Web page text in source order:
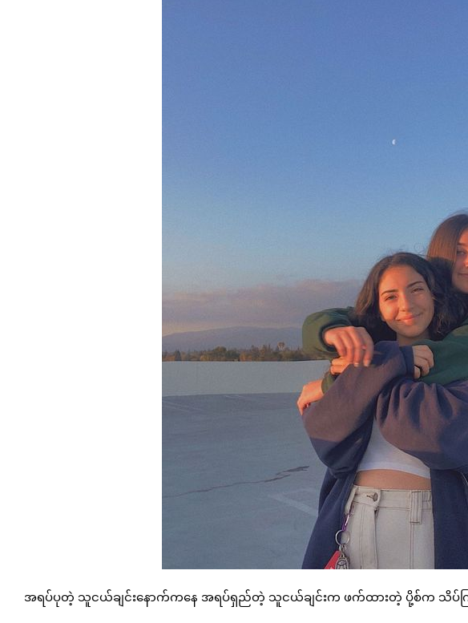
အရပ်ပုတဲ့ သူငယ်ချင်းနောက်ကနေ အရပ်ရှည်တဲ့ သူငယ်ချင်းက ဖက်ထားတဲ့ ပို့စ်က သိပ်ကြို